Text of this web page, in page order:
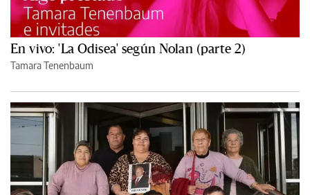
En vivo: 'La Odisea' según Nolan (parte 2)
Tamara Tenenbaum